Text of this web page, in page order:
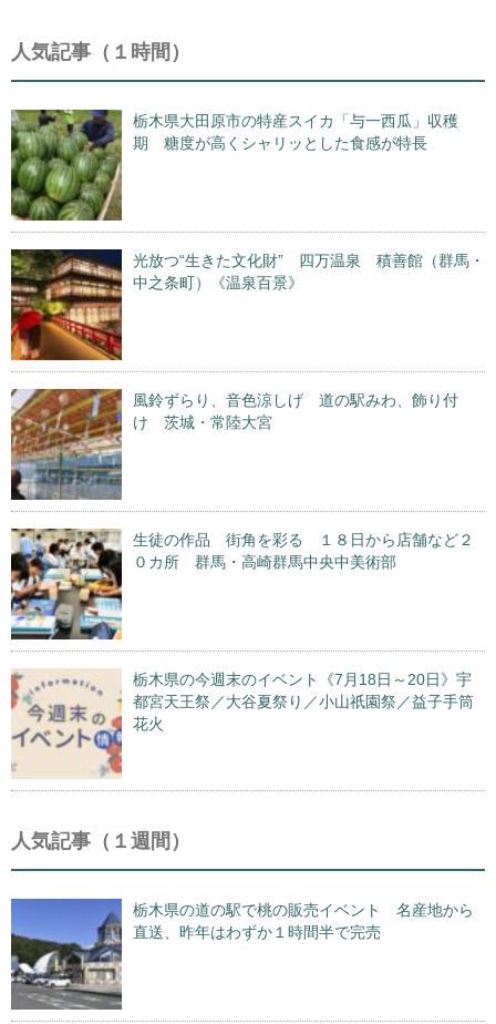
人気記事（１時間）
栃木県大田原市の特産スイカ「与一西瓜」収穫
期 糖度が高くシャリッとした食感が特長
光放つ“生きた文化財” 四万温泉 積善館（群馬・
中之条町）《温泉百景》
風鈴ずらり、音色涼しげ 道の駅みわ、飾り付
け 茨城・常陸大宮
生徒の作品 街角を彩る １８日から店舗など２
０カ所 群馬・高崎群馬中央中美術部
栃木県の今週末のイベント《7月18日～20日》宇
都宮天王祭／大谷夏祭り／小山祇園祭／益子手筒
花火
人気記事（１週間）
栃木県の道の駅で桃の販売イベント 名産地から
直送、昨年はわずか１時間半で完売